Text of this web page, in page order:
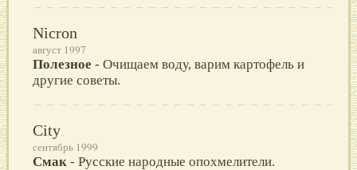
Nicron
август 1997
Полезное - Очищаем воду, варим картофель и
другие советы.
City
сентябрь 1999
Смак - Pусские народные опохмелители.